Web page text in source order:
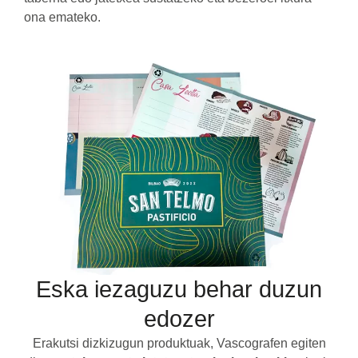
ona emateko.
Eska iezaguzu behar duzun
edozer
Erakutsi dizkizugun produktuak, Vascografen egiten